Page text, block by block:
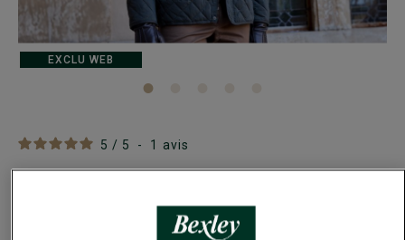
5 / 5 - 1 avis
Coupe ajustée - Duvet d'oie blanche
EXCLU WEB